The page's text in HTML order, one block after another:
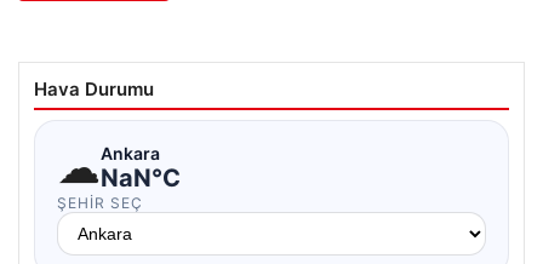
Hava Durumu
☁Ankara
NaN°C
ŞEHIR SEÇ